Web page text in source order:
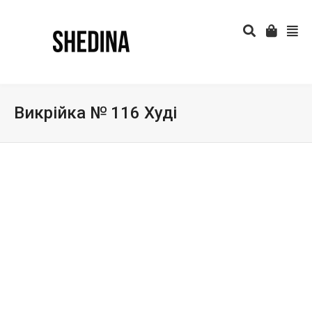
Викрійка № 116 Худі